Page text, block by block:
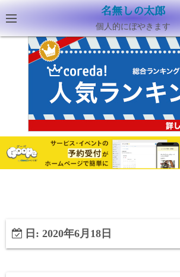
名無しの太郎
個人的にぼやきます
日: 2020年6月18日